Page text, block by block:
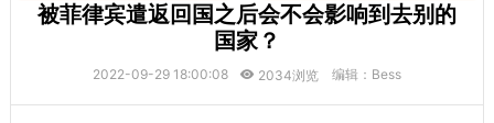
被菲律宾遣返回国之后会不会影响到去别的
国家？
2022-09-29 18:00:08 2034浏览 编辑：Bess